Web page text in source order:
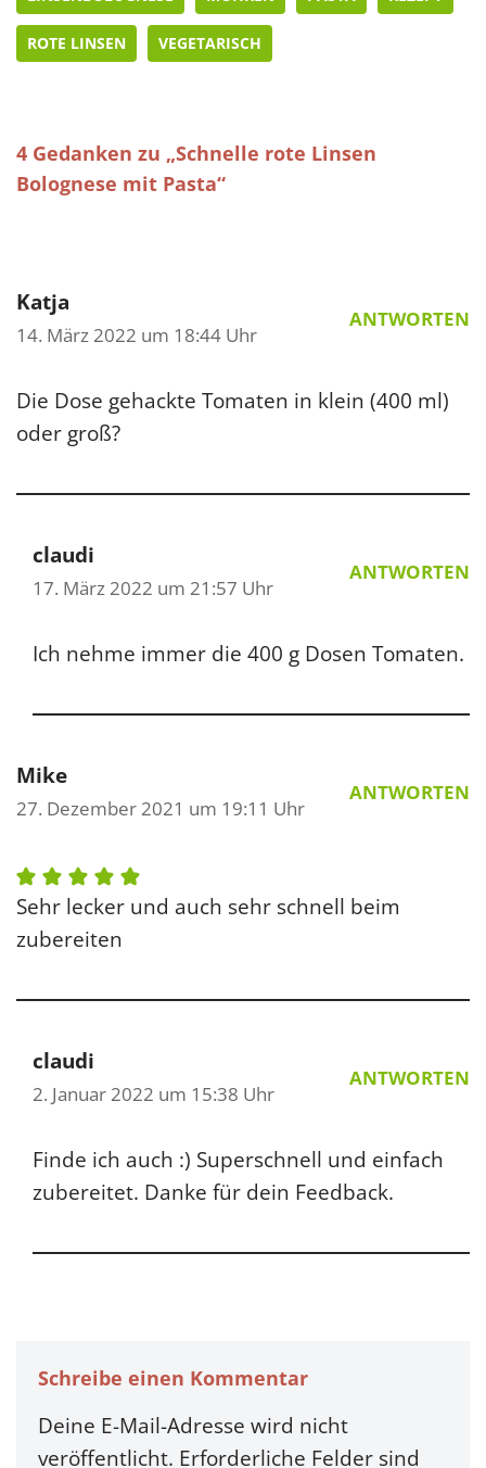
ROTE LINSEN VEGETARISCH
4 Gedanken zu „Schnelle rote Linsen
Bolognese mit Pasta“
Katja
14. März 2022 um 18:44 Uhr
ANTWORTEN
Die Dose gehackte Tomaten in klein (400 ml)
oder groß?
claudi
17. März 2022 um 21:57 Uhr
ANTWORTEN
Ich nehme immer die 400 g Dosen Tomaten.
Mike
27. Dezember 2021 um 19:11 Uhr
ANTWORTEN
Sehr lecker und auch sehr schnell beim
zubereiten
claudi
2. Januar 2022 um 15:38 Uhr
ANTWORTEN
Finde ich auch :) Superschnell und einfach
zubereitet. Danke für dein Feedback.
Schreibe einen Kommentar
Deine E-Mail-Adresse wird nicht
veröffentlicht. Erforderliche Felder sind